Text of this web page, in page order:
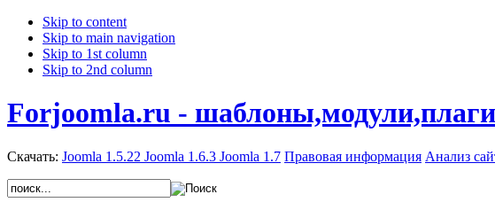
Skip to content
Skip to main navigation
Skip to 1st column
Skip to 2nd column
Forjoomla.ru -
Скачать: Joomla 1.5.22 Joomla 1.6.3 Joomla 1.7 Правовая информация Анализ